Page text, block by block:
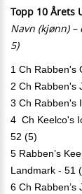
Topp 10 Årets
Navn (kjønn)
5)
1 Ch Rabben's
2 Ch Rabben's
3 Ch Rabben's
4  Ch Keelco's
52 (5)
5 Rabben’s
Landmark - 51
6 Ch